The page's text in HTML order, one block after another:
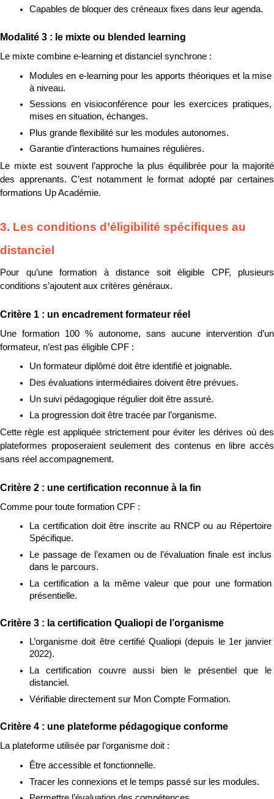
Capables de bloquer des créneaux fixes dans leur agenda.
Modalité 3 : le mixte ou blended learning
Le mixte combine e-learning et distanciel synchrone :
Modules en e-learning pour les apports théoriques et la mise
à niveau.
Sessions en visioconférence pour les exercices pratiques,
mises en situation, échanges.
Plus grande flexibilité sur les modules autonomes.
Garantie d’interactions humaines régulières.
Le mixte est souvent l’approche la plus équilibrée pour la majorité
des apprenants. C’est notamment le format adopté par certaines
formations Up Académie.
3. Les conditions d’éligibilité spécifiques au
distanciel
Pour qu’une formation à distance soit éligible CPF, plusieurs
conditions s’ajoutent aux critères généraux.
Critère 1 : un encadrement formateur réel
Une formation 100 % autonome, sans aucune intervention d’un
formateur, n’est pas éligible CPF :
Un formateur diplômé doit être identifié et joignable.
Des évaluations intermédiaires doivent être prévues.
Un suivi pédagogique régulier doit être assuré.
La progression doit être tracée par l’organisme.
Cette règle est appliquée strictement pour éviter les dérives où des
plateformes proposeraient seulement des contenus en libre accès
sans réel accompagnement.
Critère 2 : une certification reconnue à la fin
Comme pour toute formation CPF :
La certification doit être inscrite au RNCP ou au Répertoire
Spécifique.
Le passage de l’examen ou de l’évaluation finale est inclus
dans le parcours.
La certification a la même valeur que pour une formation
présentielle.
Critère 3 : la certification Qualiopi de l’organisme
L’organisme doit être certifié Qualiopi (depuis le 1er janvier
2022).
La certification couvre aussi bien le présentiel que le
distanciel.
Vérifiable directement sur Mon Compte Formation.
Critère 4 : une plateforme pédagogique conforme
La plateforme utilisée par l’organisme doit :
Être accessible et fonctionnelle.
Tracer les connexions et le temps passé sur les modules.